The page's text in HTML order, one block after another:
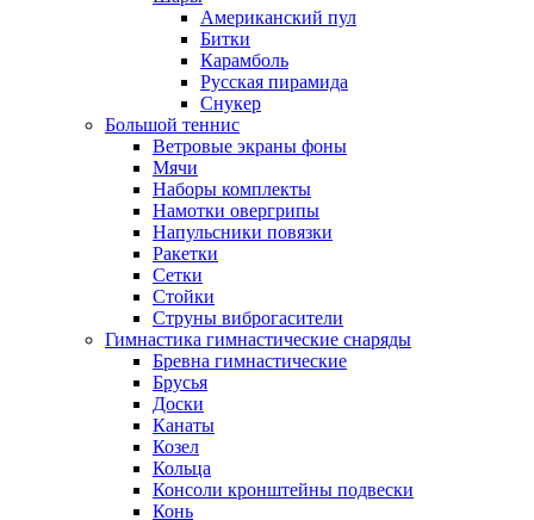
Американский пул
Битки
Карамболь
Русская пирамида
Снукер
Большой теннис
Ветровые экраны фоны
Мячи
Наборы комплекты
Намотки овергрипы
Напульсники повязки
Ракетки
Сетки
Стойки
Струны виброгасители
Гимнастика гимнастические снаряды
Бревна гимнастические
Брусья
Доски
Канаты
Козел
Кольца
Консоли кронштейны подвески
Конь